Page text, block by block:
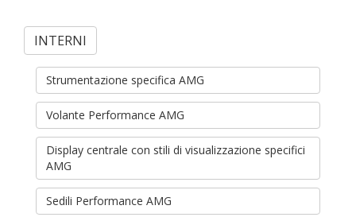
INTERNI
Strumentazione specifica AMG
Volante Performance AMG
Display centrale con stili di visualizzazione specifici
AMG
Sedili Performance AMG